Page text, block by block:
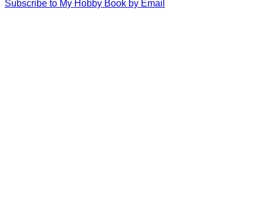
Subscribe to My Hobby Book by Email